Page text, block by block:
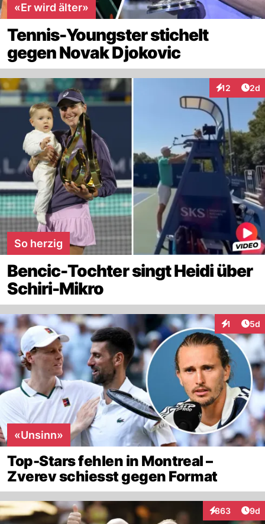
«Er wird älter»
Tennis-Youngster stichelt
gegen Novak Djokovic
12
Interaktionen
2d
So herzig
Bencic-Tochter singt Heidi über
Schiri-Mikro
1 5d
«Unsinn»
Top-Stars fehlen in Montreal –
Zverev schiesst gegen Format
863
Interaktionen
9d